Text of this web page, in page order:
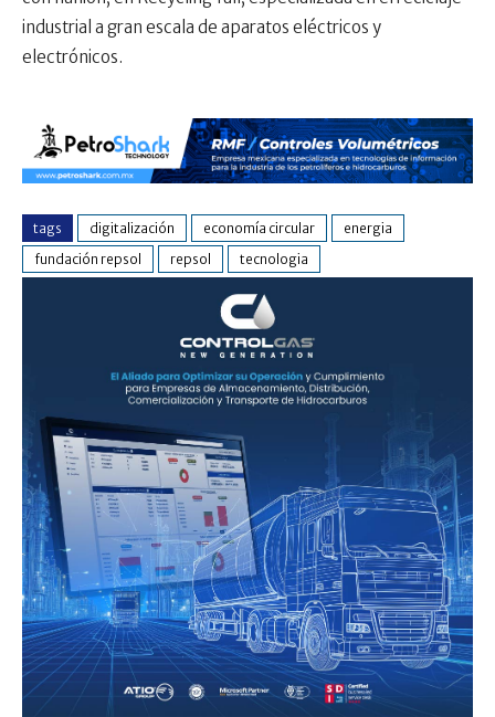
industrial a gran escala de aparatos eléctricos y
electrónicos.
tags digitalización economía circular
energia
fundación repsol
repsol tecnologia